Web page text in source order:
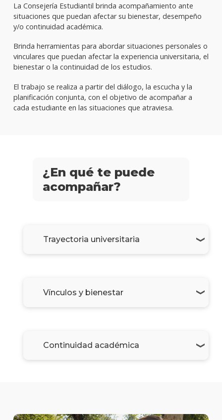
La Consejería Estudiantil brinda acompañamiento ante
situaciones que puedan afectar su bienestar, desempeño
y/o continuidad académica.
Brinda herramientas para abordar situaciones personales o
vinculares que puedan afectar la experiencia universitaria, el
bienestar o la continuidad de los estudios.
El trabajo se realiza a partir del diálogo, la escucha y la
planificación conjunta, con el objetivo de acompañar a
cada estudiante en las situaciones que atraviesa.
¿En qué te puede
acompañar?
Trayectoria universitaria
Vínculos y bienestar
Continuidad académica